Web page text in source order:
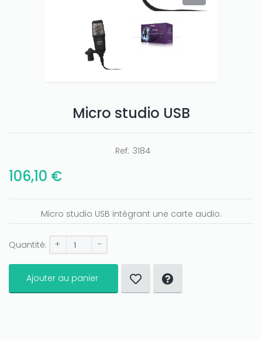
Micro studio USB
Ref: 3184
106,10 €
Micro studio USB intégrant une carte audio.
Quantité: + -
Ajouter au panier
Only play atJoo casinoif you really want to win a huge
amount on your credits!